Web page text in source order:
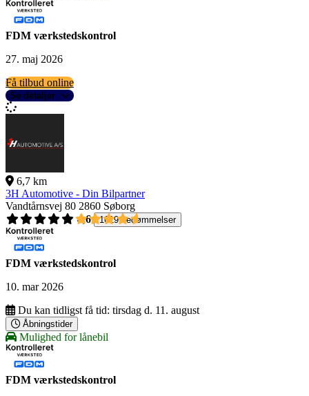
FDM værkstedskontrol
27. maj 2026
Få tilbud online
Se detaljer
6,7 km
3H Automotive - Din Bilpartner
Vandtårnsvej 80 2860 Søborg
4,6
1619 bedømmelser
FDM værkstedskontrol
10. mar 2026
Du kan tidligst få tid: tirsdag d. 11. august
Åbningstider
Mulighed for lånebil
FDM værkstedskontrol